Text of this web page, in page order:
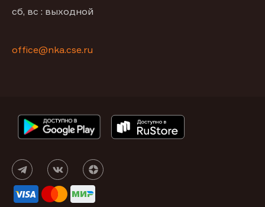
сб, вс : выходной
office@nka.cse.ru